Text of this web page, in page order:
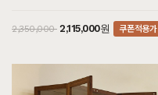
2,350,000 2,115,000원 쿠폰적용가